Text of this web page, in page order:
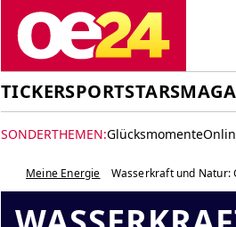
TICKERSPORTSTARS
SONDERTHEMEN:Glücksmomente
Meine Energie Wasserkraft und Natur: